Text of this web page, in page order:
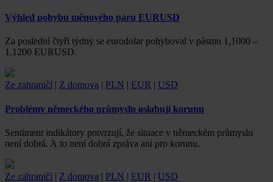
Výhled pohybu měnového páru EURUSD
Za poslední čtyři týdny se eurodolar pohyboval v pásmu 1,1000 –
1,1200 EURUSD.
Ze zahraničí | Z domova | PLN | EUR | USD
Problémy německého průmyslu oslabují korunu
Sentiment indikátory potvrzují, že situace v německém průmyslu
není dobrá. A to není dobrá zpráva ani pro korunu.
Ze zahraničí | Z domova | PLN | EUR | USD